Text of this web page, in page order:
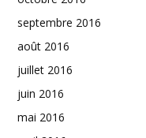
septembre 2016
août 2016
juillet 2016
juin 2016
mai 2016